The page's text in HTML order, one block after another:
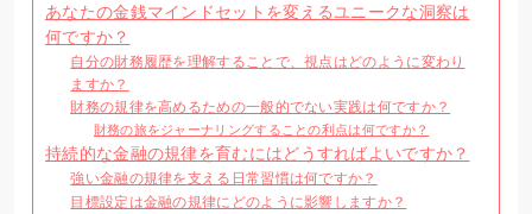
あなたの金銭マインドセットを変えるユニークな洞察は
何ですか？
自分の財務履歴を理解することで、視点はどのように変わり
ますか？
財務の規律を高めるための一般的でない実践は何ですか？
財務の旅をジャーナリングすることの利点は何ですか？
持続的な金融の規律を育むにはどうすればよいですか？
強い金融の規律を支える日常習慣は何ですか？
目標設定は金融の規律にどのように影響しますか？